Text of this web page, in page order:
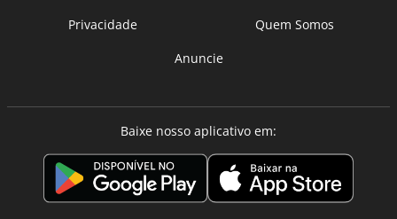
Privacidade
Quem Somos
Anuncie
Baixe nosso aplicativo em: